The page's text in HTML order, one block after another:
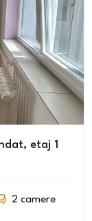
etaj 1
2 camere